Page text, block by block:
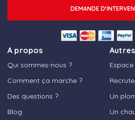
A propos
Qui sommes-nous ?
Comment ça marche ?
Des questions ?
Blog
Autres
Un
Un
DEMANDE